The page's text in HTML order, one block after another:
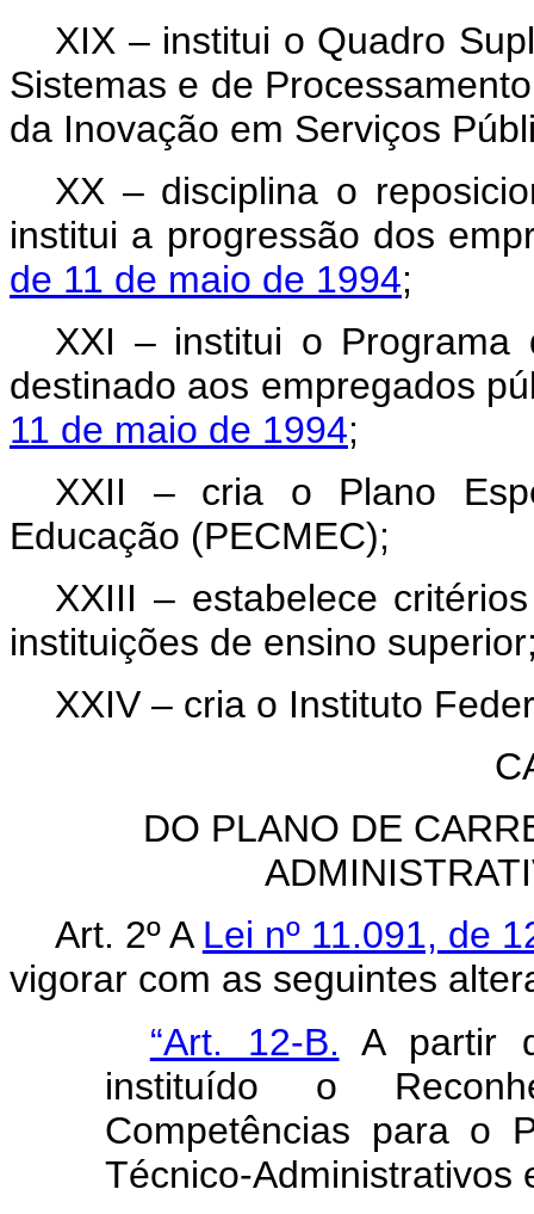
XIX – institui o Quadro
Sistemas e de
da Inovação em Serviços
XX – disciplina o
institui a progressão dos
de 11 de maio de 1994;
XXI – institui o Programa
destinado aos empregados
11 de maio de 1994;
XXII – cria o Plano
Educação (PECMEC);
XXIII – estabelece
instituições de ensino
XXIV – cria o Instituto
DO PLANO DE
Art. 2º A Lei nº 11.091, de
vigorar com as seguintes
“Art. 12-B. A partir
instituído o
Competências para o
Técnico-Administrativos